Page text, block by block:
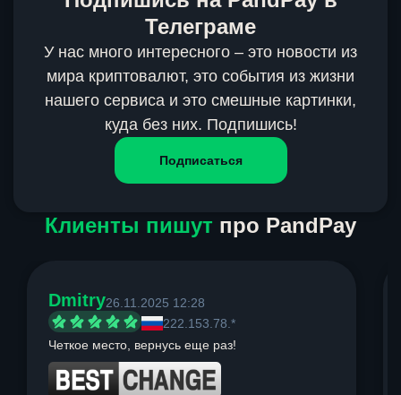
Телеграме
У нас много интересного – это новости из
мира криптовалют, это события из жизни
нашего сервиса и это смешные картинки,
куда без них. Подпишись!
Подписаться
Клиенты пишут про PandPay
Dmitry26.11.2025 12:28
222.153.78.*
Четкое место, вернусь еще раз!